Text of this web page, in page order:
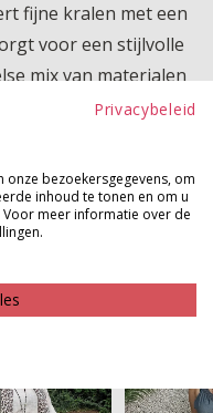
fijne kralen met een
voor een stijlvolle
mix van materialen
perfecte toevoeging
Privacybeleid
onze bezoekersgegevens, om
inhoud te tonen en om u
meer informatie over de